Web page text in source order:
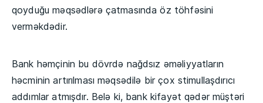
qoyduğu məqsədlərə çatmasında öz töhfəsini
verməkdədir.
Bank həmçinin bu dövrdə nağdsız əməliyyatların
həcminin artırılması məqsədilə bir çox stimullaşdırıcı
addımlar atmışdır. Belə ki, bank kifayət qədər müştəri